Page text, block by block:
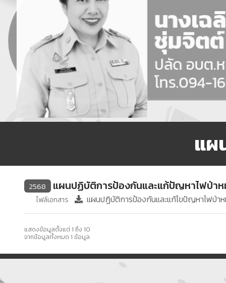
แผ
2568 แผนปฏิบัติการป้องกันและแก้ปัญหาไฟป่าห
ไฟล์เอกสาร แผนปฏิบัติการป้องกันและแก้ไขปัญหาไฟป่า
แสดงข้อมูลตั้งแต่ 1 ถึง 10
จากข้อมูลทั้งหมด 1 ข้อมูล